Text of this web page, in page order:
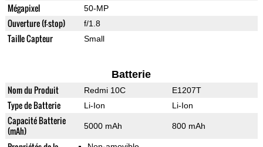
Mégapixel 50-MP
Ouverture (f-stop) f/1.8
Taille Capteur Small
Batterie
Nom du Produit Redmi 10C E1207T
Type de Batterie Li-Ion Li-Ion
Capacité Batterie
(mAh)
5000 mAh 800 mAh